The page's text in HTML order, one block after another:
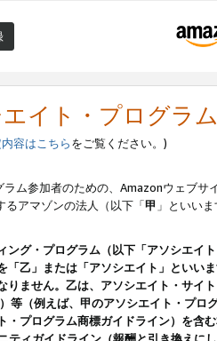
イト・プログラ
容はこちらをご覧ください。)
ム参加者のための、Amazonウェブサ
るアマゾンの法人（以下「甲 」といい
ング・プログラム（以下「アソシエイ
「乙」または「アソシエイト」とい
りません。乙は、アソシエイト・サイ
等（例えば、甲のアソシエイト・プ
・プログラム商標ガイドライン）を